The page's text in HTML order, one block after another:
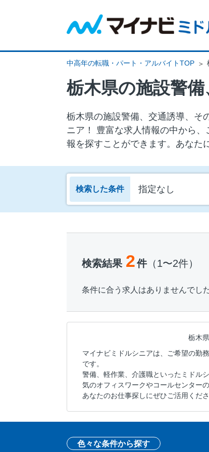
中高年の転職・パート・アルバイトTOP
栃木県の施設警
栃木県の施設警備、交通誘導、そ
ニア！ 豊富な求人情報の中から
報を探すことができます。あなた
検索した条件 指定なし
検索結果 2件（1〜2件）
条件に合う求人はありませんでし
栃木
マイナビミドルシニアは、ご希望の勤
です。
警備、軽作業、介護職といったミドル
気のオフィスワークやコールセンター
あなたのお仕事探しにぜひご活用くださ
色々な条件から探す